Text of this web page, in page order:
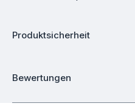
Produktsicherheit
Bewertungen